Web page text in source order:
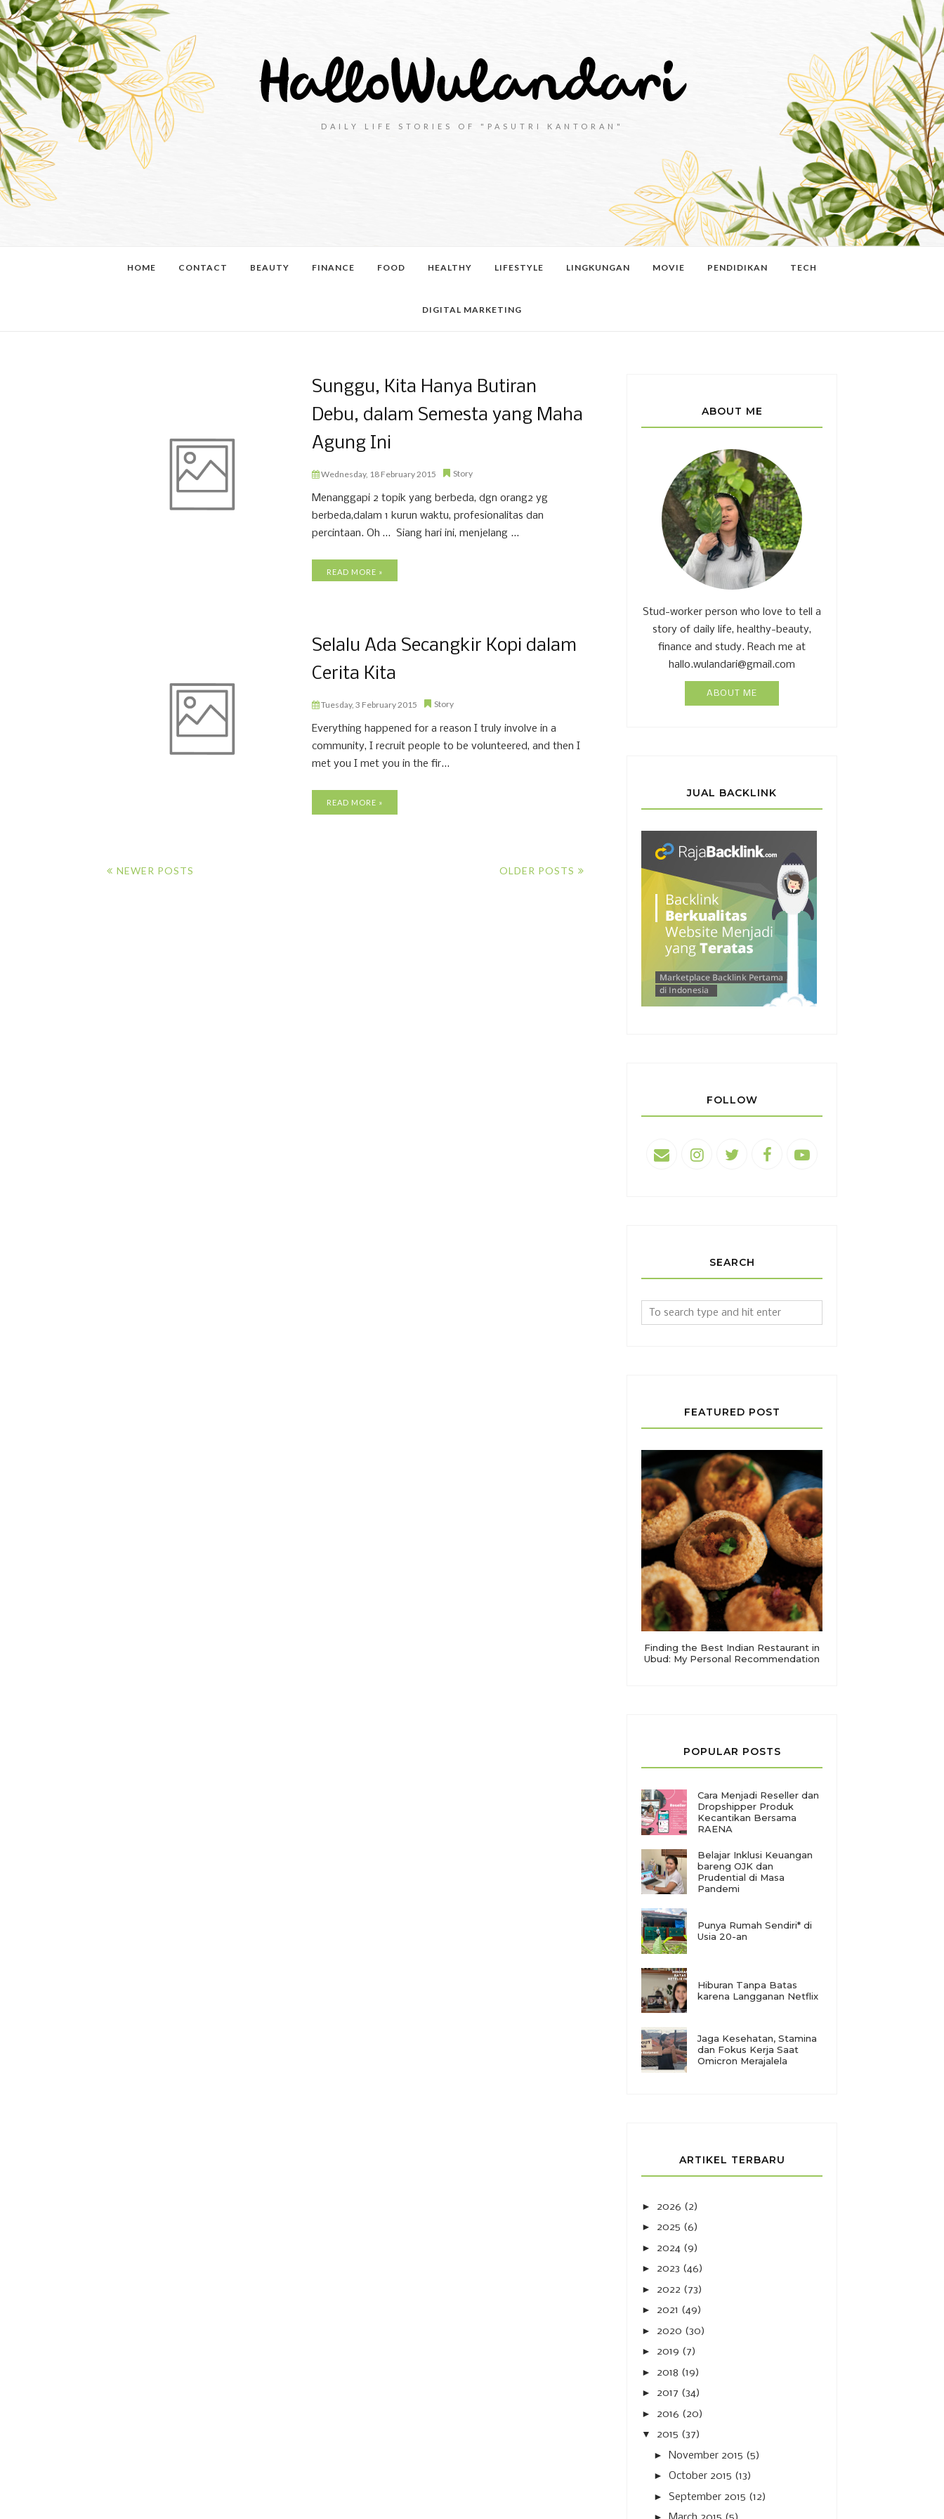
DAILY LIFE STORIES OF "PASUTRI KANTORAN"
HOME CONTACT BEAUTY FINANCE FOOD HEALTHY LIFESTYLE LINGKUNGAN MOVIE PENDIDIKAN TECH
DIGITAL MARKETING
Sunggu, Kita Hanya Butiran
Debu, dalam Semesta yang Maha
Agung Ini
Wednesday, 18 February 2015 Story
Menanggapi 2 topik yang berbeda, dgn orang2 yg
berbeda,dalam 1 kurun waktu, profesionalitas dan
percintaan. Oh … Siang hari ini, menjelang ...
READ MORE »
Selalu Ada Secangkir Kopi dalam
Cerita Kita
Tuesday, 3 February 2015 Story
Everything happened for a reason I truly involve in a
community, I recruit people to be volunteered, and then I
met you I met you in the fir...
READ MORE »
NEWER POSTS OLDER POSTS
ABOUT ME
Stud-worker person who love to tell a
story of daily life, healthy-beauty,
finance and study. Reach me at
hallo.wulandari@gmail.com
ABOUT ME
JUAL BACKLINK
FOLLOW
SEARCH
FEATURED POST
Finding the Best Indian Restaurant in
Ubud: My Personal Recommendation
POPULAR POSTS
Cara Menjadi Reseller dan
Dropshipper Produk
Kecantikan Bersama
RAENA
Belajar Inklusi Keuangan
bareng OJK dan
Prudential di Masa
Pandemi
Punya Rumah Sendiri* di
Usia 20-an
Hiburan Tanpa Batas
karena Langganan Netflix
Jaga Kesehatan, Stamina
dan Fokus Kerja Saat
Omicron Merajalela
ARTIKEL TERBARU
► 2026 (2)
► 2025 (6)
► 2024 (9)
► 2023 (46)
► 2022 (73)
► 2021 (49)
► 2020 (30)
► 2019 (7)
► 2018 (19)
► 2017 (34)
► 2016 (20)
▼
2015 (37)
►
November 2015 (5)
► October 2015 (13)
► September 2015 (12)